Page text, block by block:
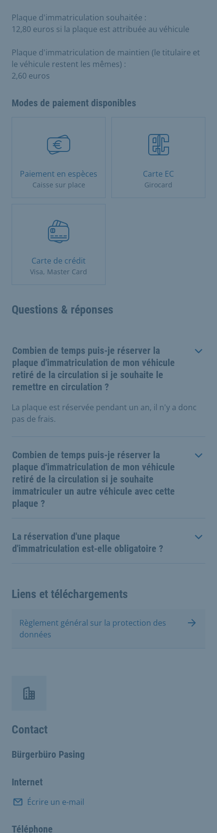
Plaque d'immatriculation souhaitée :
12,80 euros si la plaque est attribuée au véhicule
Plaque d'immatriculation de maintien (le titulaire et
le véhicule restent les mêmes) :
2,60 euros
Modes de paiement disponibles
Paiement en espèces
Caisse sur place
Carte EC
Girocard
Carte de crédit
Visa, Master Card
Questions & réponses
Combien de temps puis-je réserver la
plaque d'immatriculation de mon véhicule
retiré de la circulation si je souhaite le
remettre en circulation ?
La plaque est réservée pendant un an, il n'y a donc
pas de frais.
Combien de temps puis-je réserver la
plaque d'immatriculation de mon véhicule
retiré de la circulation si je souhaite
immatriculer un autre véhicule avec cette
plaque ?
La réservation d'une plaque
d'immatriculation est-elle obligatoire ?
Liens et téléchargements
Règlement général sur la protection des
données
Contact
Bürgerbüro Pasing
Internet
Écrire un e-mail
Téléphone